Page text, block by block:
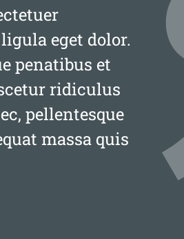
eget dolor.
penatibus et
ridiculus
pellentesque
massa quis